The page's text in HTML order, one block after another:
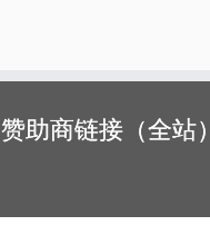
赞助商链接（全站）